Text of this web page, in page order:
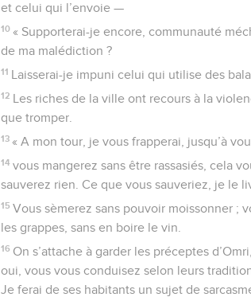
et celui qui l’envoie —
10 « Supporterai-je encore, communauté
de ma malédiction ?
11 Laisserai-je impuni celui qui utilise des
12 Les riches de la ville ont recours à la
que tromper.
13 « A mon tour, je vous frapperai, jusqu’à
14 vous mangerez sans être rassasiés, cela
sauverez rien. Ce que vous sauveriez, je le
15 Vous sèmerez sans pouvoir moissonner ;
les grappes, sans en boire le vin.
16 On s’attache à garder les préceptes
oui, vous vous conduisez selon leurs
Je ferai de ses habitants un sujet de